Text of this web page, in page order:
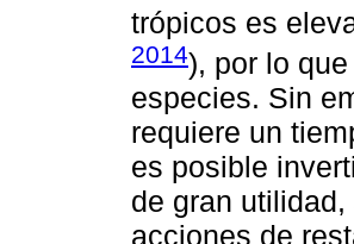
trópicos es
2014), por lo
especies. Sin
requiere un
es posible
de gran
acciones de